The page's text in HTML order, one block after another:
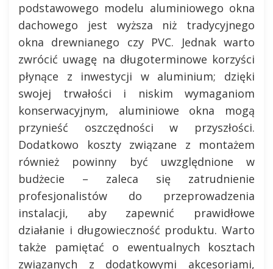
podstawowego modelu aluminiowego okna
dachowego jest wyższa niż tradycyjnego
okna drewnianego czy PVC. Jednak warto
zwrócić uwagę na długoterminowe korzyści
płynące z inwestycji w aluminium; dzięki
swojej trwałości i niskim wymaganiom
konserwacyjnym, aluminiowe okna mogą
przynieść oszczędności w przyszłości.
Dodatkowo koszty związane z montażem
również powinny być uwzględnione w
budżecie – zaleca się zatrudnienie
profesjonalistów do przeprowadzenia
instalacji, aby zapewnić prawidłowe
działanie i długowieczność produktu. Warto
także pamiętać o ewentualnych kosztach
związanych z dodatkowymi akcesoriami,